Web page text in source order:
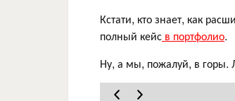
Кстати, кто знает, как
полный кейс в портфолио.
Ну, а мы, пожалуй, в горы.